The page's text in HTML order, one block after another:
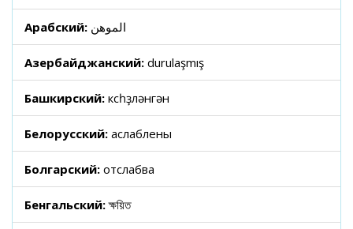
Арабский: الموهن
Азербайджанский: durulaşmış
Башкирский: көсһөҙләнгән
Белорусский: аслаблены
Болгарский: отслабва
Бенгальский:ক্ষয়িত